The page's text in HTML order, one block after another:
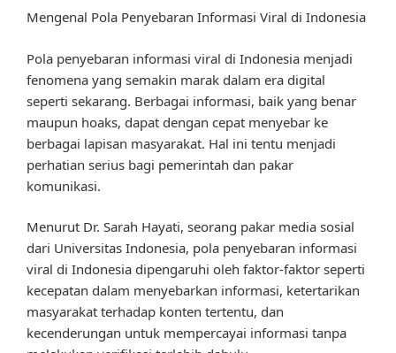
Mengenal Pola Penyebaran Informasi Viral di Indonesia
Pola penyebaran informasi viral di Indonesia menjadi
fenomena yang semakin marak dalam era digital
seperti sekarang. Berbagai informasi, baik yang benar
maupun hoaks, dapat dengan cepat menyebar ke
berbagai lapisan masyarakat. Hal ini tentu menjadi
perhatian serius bagi pemerintah dan pakar
komunikasi.
Menurut Dr. Sarah Hayati, seorang pakar media sosial
dari Universitas Indonesia, pola penyebaran informasi
viral di Indonesia dipengaruhi oleh faktor-faktor seperti
kecepatan dalam menyebarkan informasi, ketertarikan
masyarakat terhadap konten tertentu, dan
kecenderungan untuk mempercayai informasi tanpa